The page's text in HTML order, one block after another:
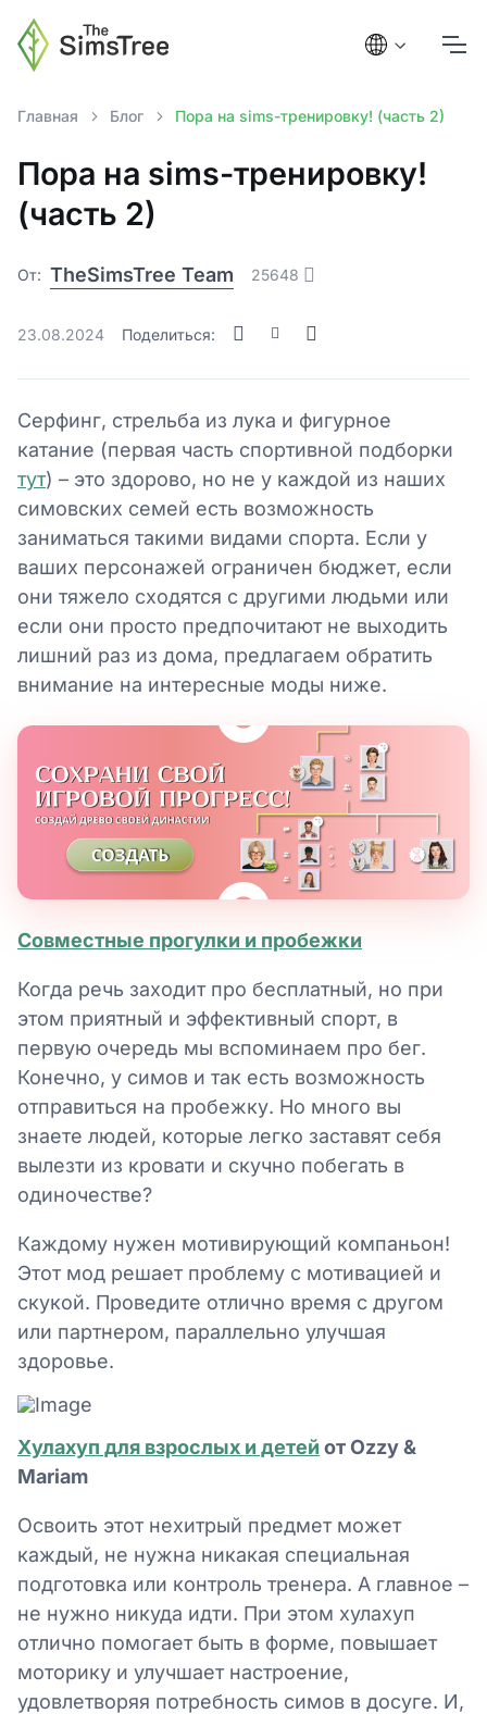
Главная Блог Пора на sims-тренировку! (часть 2)
Пора на sims-тренировку!
(часть 2)
От: TheSimsTree Team 25648
23.08.2024 Поделиться:
Серфинг, стрельба из лука и фигурное
катание (первая часть спортивной подборки
тут) – это здорово, но не у каждой из наших
симовских семей есть возможность
заниматься такими видами спорта. Если у
ваших персонажей ограничен бюджет, если
они тяжело сходятся с другими людьми или
если они просто предпочитают не выходить
лишний раз из дома, предлагаем обратить
внимание на интересные моды ниже.
Совместные прогулки и пробежки
Когда речь заходит про бесплатный, но при
этом приятный и эффективный спорт, в
первую очередь мы вспоминаем про бег.
Конечно, у симов и так есть возможность
отправиться на пробежку. Но много вы
знаете людей, которые легко заставят себя
вылезти из кровати и скучно побегать в
одиночестве?
Каждому нужен мотивирующий компаньон!
Этот мод решает проблему с мотивацией и
скукой. Проведите отлично время с другом
или партнером, параллельно улучшая
здоровье.
Хулахуп для взрослых и детей от Ozzy &
Mariam
Освоить этот нехитрый предмет может
каждый, не нужна никакая специальная
подготовка или контроль тренера. А главное –
не нужно никуда идти. При этом хулахуп
отлично помогает быть в форме, повышает
моторику и улучшает настроение,
удовлетворяя потребность симов в досуге. И,